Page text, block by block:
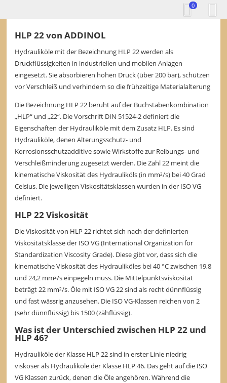
0
HLP 22 von ADDINOL
Hydrauliköle mit der Bezeichnung HLP 22 werden als
Druckflüssigkeiten in industriellen und mobilen Anlagen
eingesetzt. Sie absorbieren hohen Druck (über 200 bar), schützen
vor Verschleiß und verhindern so die frühzeitige Materialalterung
Die Bezeichnung HLP 22 beruht auf der Buchstabenkombination
„HLP“ und „22“. Die Vorschrift DIN 51524-2 definiert die
Eigenschaften der Hydrauliköle mit dem Zusatz HLP. Es sind
Hydrauliköle, denen Alterungsschutz- und
Korrosionsschutzadditive sowie Wirkstoffe zur Reibungs- und
Verschleißminderung zugesetzt werden. Die Zahl 22 meint die
kinematische Viskosität des Hydrauliköls (in mm²/s) bei 40 Grad
Celsius. Die jeweiligen Viskositätsklassen wurden in der ISO VG
definiert.
HLP 22 Viskosität
Die Viskosität von HLP 22 richtet sich nach der definierten
Viskositätsklasse der ISO VG (International Organization for
Standardization Viscosity Grade). Diese gibt vor, dass sich die
kinematische Viskosität des Hydrauliköles bei 40 °C zwischen 19,8
und 24,2 mm²/s einpegeln muss. Die Mittelpunktsviskosität
beträgt 22 mm²/s. Öle mit ISO VG 22 sind als recht dünnflüssig
und fast wässrig anzusehen. Die ISO VG-Klassen reichen von 2
(sehr dünnflüssig) bis 1500 (zähflüssig).
Was ist der Unterschied zwischen HLP 22 und
HLP 46?
Hydrauliköle der Klasse HLP 22 sind in erster Linie niedrig
viskoser als Hydrauliköle der Klasse HLP 46. Das geht auf die ISO
VG Klassen zurück, denen die Öle angehören. Während die